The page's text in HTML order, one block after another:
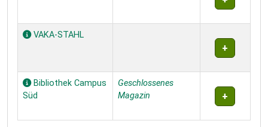
VAKA-STAHL
Bibliothek Campus
Süd
Geschlossenes
Magazin